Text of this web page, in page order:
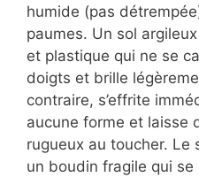
humide (pas
paumes. Un sol
et plastique qui ne se
doigts et brille
contraire, s’effrite
aucune forme et laisse
rugueux au toucher. Le
un boudin fragile qui